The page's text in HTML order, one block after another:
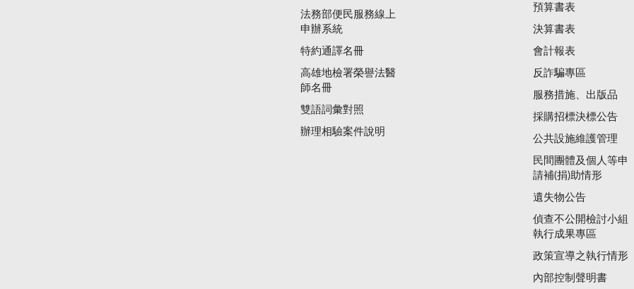
法務部便民服務線上
申辦系統
特約通譯名冊
高雄地檢署榮譽法醫
師名冊
雙語詞彙對照
辦理相驗案件說明
預算書表
決算書表
會計報表
反詐騙專區
服務措施、出版品
採購招標決標公告
公共設施維護管理
民間團體及個人等申
請補(捐)助情形
遺失物公告
偵查不公開檢討小組
執行成果專區
政策宣導之執行情形
內部控制聲明書